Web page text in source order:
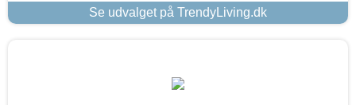
Se udvalget på TrendyLiving.dk